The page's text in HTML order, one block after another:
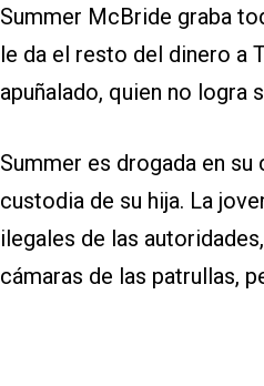
Summer McBride graba
le da el resto del dinero a
apuñalado, quien no logra
Summer es drogada en
custodia de su hija. La
ilegales de las
cámaras de las patrullas,